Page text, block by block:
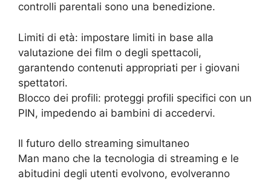
controlli parentali sono una benedizione.
Limiti di età: impostare limiti in base alla
valutazione dei film o degli spettacoli,
garantendo contenuti appropriati per i giovani
spettatori.
Blocco dei profili: proteggi profili specifici con un
PIN, impedendo ai bambini di accedervi.
Il futuro dello streaming simultaneo
Man mano che la tecnologia di streaming e le
abitudini degli utenti evolvono, evolveranno